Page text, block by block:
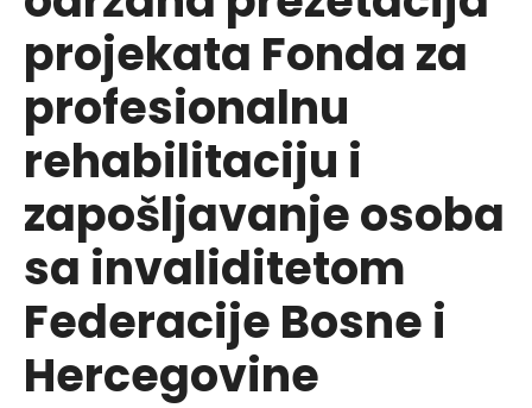
projekata Fonda za
profesionalnu
rehabilitaciju i
zapošljavanje osoba
sa invaliditetom
Federacije Bosne i
Hercegovine